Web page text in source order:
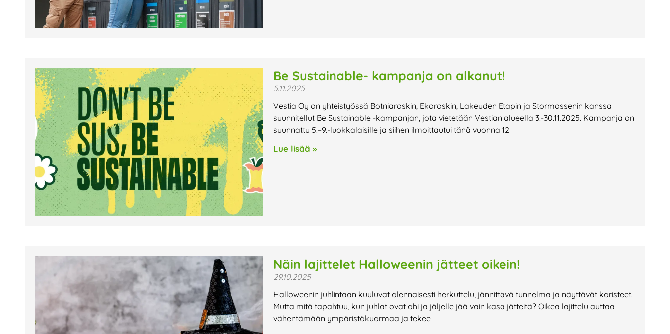
Be Sustainable- kampanja on alkanut!
5.11.2025
Vestia Oy on yhteistyössä Botniaroskin, Ekoroskin, Lakeuden Etapin ja Stormossenin kanssa
suunnitellut Be Sustainable -kampanjan, jota vietetään Vestian alueella 3.-30.11.2025. Kampanja on
suunnattu 5.–9.-luokkalaisille ja siihen ilmoittautui tänä vuonna 12
Lue lisää »
Näin lajittelet Halloweenin jätteet oikein!
29.10.2025
Halloweenin juhlintaan kuuluvat olennaisesti herkuttelu, jännittävä tunnelma ja näyttävät koristeet.
Mutta mitä tapahtuu, kun juhlat ovat ohi ja jäljelle jää vain kasa jätteitä? Oikea lajittelu auttaa
vähentämään ympäristökuormaa ja tekee